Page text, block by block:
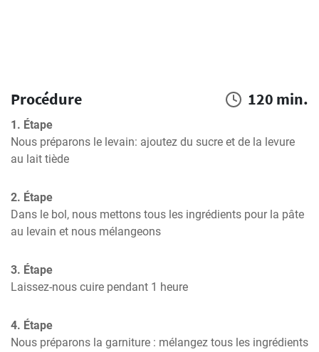
Procédure 120 min.
1. Étape
Nous préparons le levain: ajoutez du sucre et de la levure
au lait tiède
2. Étape
Dans le bol, nous mettons tous les ingrédients pour la pâte
au levain et nous mélangeons
3. Étape
Laissez-nous cuire pendant 1 heure
4. Étape
Nous préparons la garniture : mélangez tous les ingrédients